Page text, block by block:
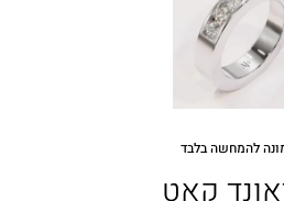
להמחשה בלבד
קאט